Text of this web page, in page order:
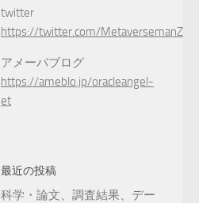
twitter
https://twitter.com/MetaversemanZ
アメーバブログ
https://ameblo.jp/oracleangel-
et
最近の投稿
科学・論文、調査結果、デー